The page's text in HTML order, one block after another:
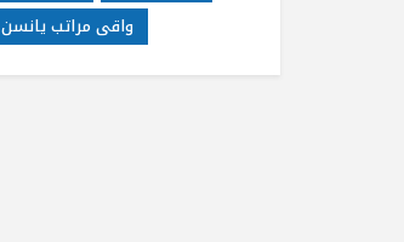
واقى مراتب يانسن